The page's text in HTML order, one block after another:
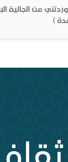
داعش
في اليمن
في ظل
عن الجالية
( 83704 مشاهدة )